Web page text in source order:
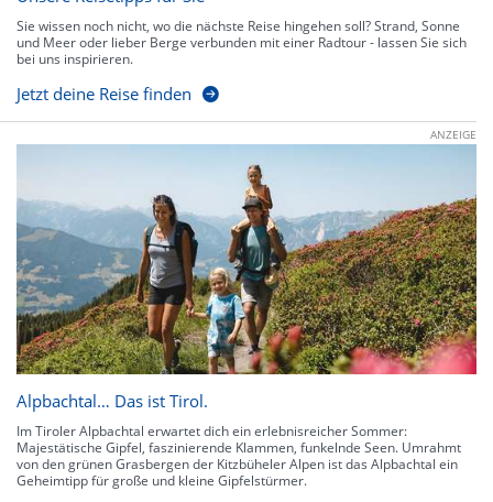
Sie wissen noch nicht, wo die nächste Reise hingehen soll? Strand, Sonne
und Meer oder lieber Berge verbunden mit einer Radtour - lassen Sie sich
bei uns inspirieren.
Jetzt deine Reise finden
ANZEIGE
Alpbachtal… Das ist Tirol.
Im Tiroler Alpbachtal erwartet dich ein erlebnisreicher Sommer:
Majestätische Gipfel, faszinierende Klammen, funkelnde Seen. Umrahmt
von den grünen Grasbergen der Kitzbüheler Alpen ist das Alpbachtal ein
Geheimtipp für große und kleine Gipfelstürmer.